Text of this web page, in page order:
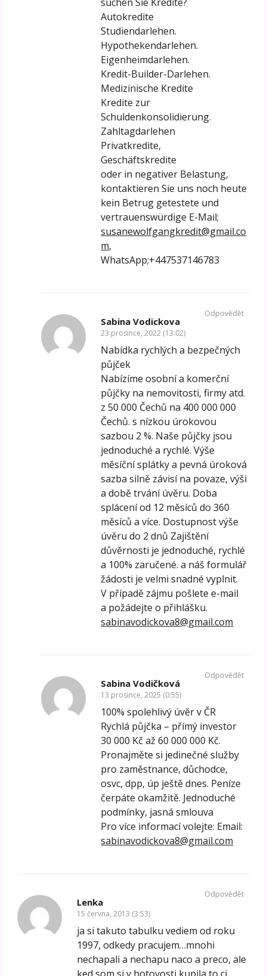
Autokredite
Studiendarlehen.
Hypothekendarlehen.
Eigenheimdarlehen.
Kredit-Builder-Darlehen.
Medizinische Kredite
Kredite zur
Schuldenkonsolidierung.
Zahltagdarlehen
Privatkredite,
Geschäftskredite
oder in negativer Belastung,
kontaktieren Sie uns noch heute
kein Betrug getestete und
vertrauenswürdige E-Mail;
susanewolfgangkredit@gmail.co
m,
WhatsApp;+447537146783
Sabina Vodickova
23 prosince, 2022 (13:02)
Nabídka rychlých a bezpečných
půjček
Nabízíme osobní a komerční
půjčky na nemovitosti, firmy atd.
z 50 000 Čechů na 400 000 000
Čechů. s nízkou úrokovou
sazbou 2 %. Naše půjčky jsou
jednoduché a rychlé. Výše
měsíční splátky a pevná úroková
sazba silně závisí na povaze, výši
a době trvání úvěru. Doba
splácení od 12 měsíců do 360
měsíců a více. Dostupnost výše
úvěru do 2 dnů Zajištění
důvěrnosti je jednoduché, rychlé
a 100% zaručené. a náš formulář
žádosti je velmi snadné vyplnit.
V případě zájmu pošlete e-mail
a požádejte o přihlášku.
sabinavodickova8@gmail.com
Odpovědět
Sabina Vodičková
13 prosince, 2025 (0:55)
100% spolehlivý úvěr v ČR
Rychlá půjčka – přímý investor
30 000 Kč až 60 000 000 Kč.
Pronajměte si jedinečné služby
pro zaměstnance, důchodce,
osvc, dpp, úp ještě dnes. Peníze
čerpáte okamžitě. Jednoduché
podmínky, jasná smlouva
Pro více informací volejte: Email:
sabinavodickova8@gmail.com
Odpovědět
Lenka
15 června, 2013 (3:53)
ja si takuto tabulku vediem od roku
1997, odkedy pracujem…mnohi
nechapali a nechapu naco a preco, ale
Odpovědět